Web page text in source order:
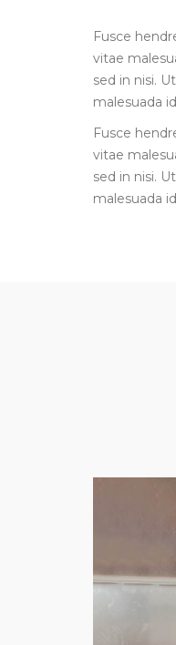
Fusce
vitae
sed in nisi.
malesuada
Fusce
vitae
sed in nisi.
malesuada